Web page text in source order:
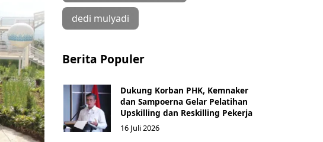
dedi mulyadi
Berita Populer
Dukung Korban PHK, Kemnaker
dan Sampoerna Gelar Pelatihan
Upskilling dan Reskilling Pekerja
16 Juli 2026